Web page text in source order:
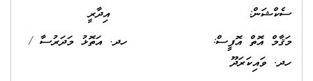
ސެކްޝަން: އިދާރީ
މަޤާމް އޮތް އޮފީސް: ހދ. އަތޮޅު މަދަރުސާ /
ހދ. ވައިކަރަދޫ